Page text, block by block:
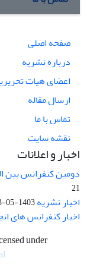
صفحه اصلی
درباره نشریه
اعضای هیات
ارسال مقاله
تماس با ما
نقشه سایت
اخبار و اعلانات
دومین کنفرانس بین
21
اخبار نشریه1403-05-03
اخبار کنفرانس های
under